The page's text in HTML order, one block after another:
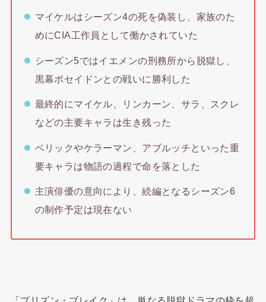
マイケルはシーズン4の死を偽装し、家族のた
めにCIA工作員として働かされていた
シーズン5ではイエメンの刑務所から脱獄し、
黒幕ポセイドンとの戦いに勝利した
最終的にマイケル、リンカーン、サラ、スクレ
などの主要キャラは生き残った
ベリックやケラーマン、アブルッチといった重
要キャラは物語の過程で命を落とした
主演俳優の意向により、続編となるシーズン6
の制作予定は現在ない